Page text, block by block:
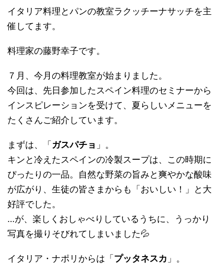
イタリア料理とパンの教室ラクッチーナサッチを主
催してます。
料理家の藤野幸子です。
７月、今月の料理教室が始まりました。
今回は、先日参加したスペイン料理のセミナーから
インスピレーションを受けて、夏らしいメニューを
たくさんご紹介しています。
まずは、「ガスパチョ 」。
キンと冷えたスペインの冷製スープは、この時期に
ぴったりの一品。自然な野菜の旨みと爽やかな酸味
が広がり、生徒の皆さまからも「おいしい！」と大
好評でした。
…が、楽しくおしゃべりしているうちに、うっかり
写真を撮りそびれてしまいました💦
イタリア・ナポリからは「プッタネスカ 」。